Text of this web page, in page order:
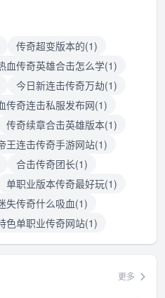
传奇超变版本的(1)
血传奇英雄合击怎么学(1)
今日新连击传奇万劫(1)
传奇连击私服发布网(1)
传奇续章合击英雄版本(1)
王连击传奇手游网站(1)
合击传奇团长(1)
单职业版本传奇最好玩(1)
失传奇什么吸血(1)
色单职业传奇网站(1)
更多